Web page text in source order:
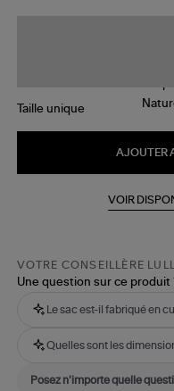
Taille unique
AJOUTER
VOIR
VOTRE CONSEILLÈRE LULLI
Une question sur ce produit
Le sac est-il fabriqué en
Quelles sont les